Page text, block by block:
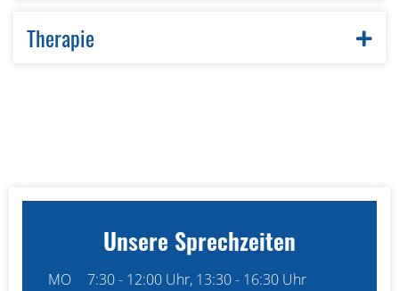
Therapie
Unsere Sprechzeiten
MO
7:30 - 12:00 Uhr, 13:30 - 16:30 Uhr